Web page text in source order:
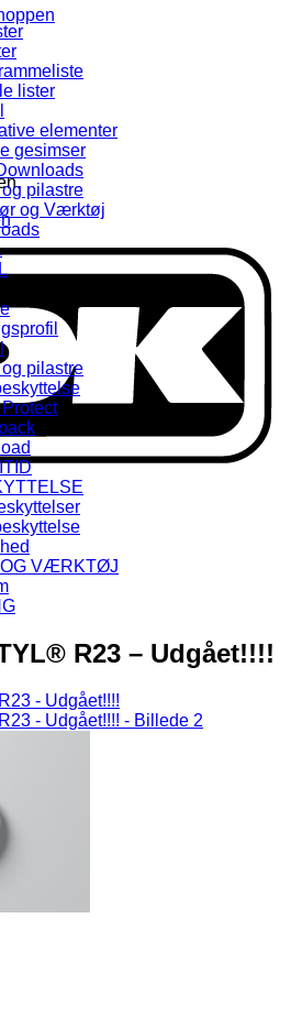
lister
elementer
gesimser
pilastre
og Værktøj
pilastre
VÆRKTØJ
R23 – Udgået!!!!